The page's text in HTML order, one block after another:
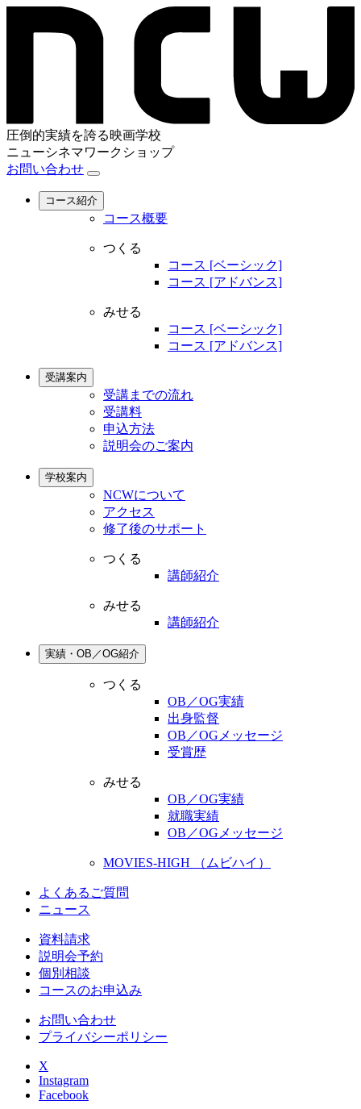
圧倒的実績を誇る映画学校
ニューシネマワークショップ
お問い合わせ
コース紹介
コース概要
つくる
コース [ベーシック]
コース [アドバンス]
みせる
コース [ベーシック]
コース [アドバンス]
受講案内
受講までの流れ
受講料
申込方法
説明会のご案内
学校案内
NCWについて
アクセス
修了後のサポート
つくる
講師紹介
みせる
講師紹介
実績・OB／OG紹介
つくる
OB／OG実績
出身監督
OB／OGメッセージ
受賞歴
みせる
OB／OG実績
就職実績
OB／OGメッセージ
MOVIES-HIGH （ムビハイ）
よくあるご質問
ニュース
資料請求
説明会予約
個別相談
コースのお申込み
お問い合わせ
プライバシーポリシー
X
Instagram
Facebook